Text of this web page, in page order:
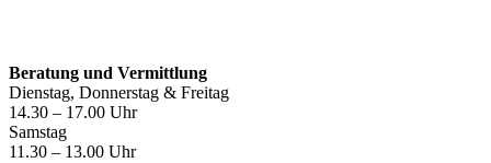
Beratung und Vermittlung
Dienstag, Donnerstag & Freitag
14.30 – 17.00 Uhr
Samstag
11.30 – 13.00 Uhr